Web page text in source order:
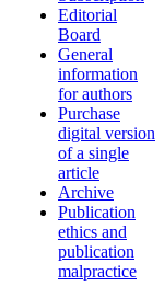
Editorial
Board
General
information
for authors
Purchase
digital version
of a single
article
Archive
Publication
ethics and
publication
malpractice